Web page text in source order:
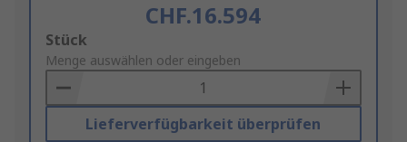
CHF.16.594
Add
to
Basket
Stück
Menge auswählen oder eingeben
Lieferverfügbarkeit überprüfen